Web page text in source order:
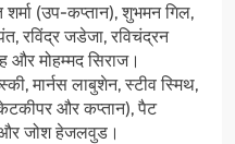
शर्मा (उप-कप्तान), शुभमन गिल,
रविंद्र जडेजा, रविचंद्रन
और मोहम्मद सिराज।
मार्नस लाबुशेन, स्टीव स्मिथ,
और कप्तान), पैट
और जोश हेजलवुड।